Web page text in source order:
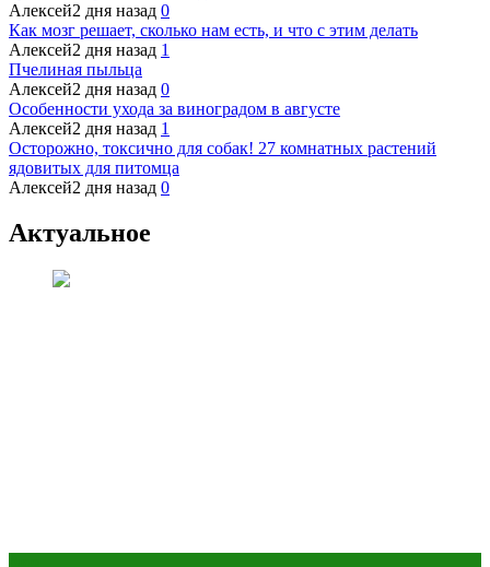
Алексей2 дня назад 0
Как мозг решает, сколько нам есть, и что с этим делать
Алексей2 дня назад 1
Пчелиная пыльца
Алексей2 дня назад 0
Особенности ухода за виноградом в августе
Алексей2 дня назад 1
Осторожно, токсично для собак! 27 комнатных растений
ядовитых для питомца
Алексей2 дня назад 0
Актуальное